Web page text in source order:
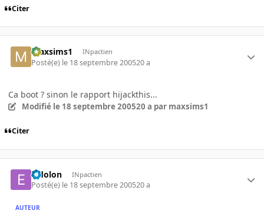
Citer
maxsims1 INpactien
Posté(e) le 18 septembre 200520 a
Ca boot ? sinon le rapport hijackthis...
Modifié le 18 septembre 200520 a par maxsims1
Citer
Eidolon INpactien
Posté(e) le 18 septembre 200520 a
AUTEUR